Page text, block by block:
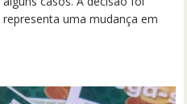
uma mudança em